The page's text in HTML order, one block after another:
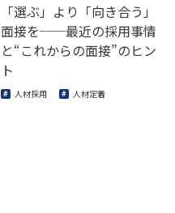
「選ぶ」より「向き合う」
面接を──最近の採用事情
と“これからの面接”のヒン
ト
人材採用 人材定着